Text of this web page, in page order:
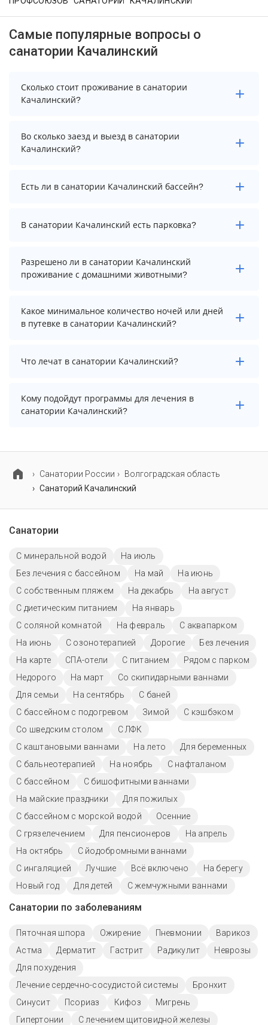
Самые популярные вопросы о
санатории Качалинский
Сколько стоит проживание в санатории
Качалинский?
Стоимость проживания в санатории Качалинский
начинается от 3400 рублей. Чтобы увидеть
Во сколько заезд и выезд в санатории
Качалинский?
Заезд возможен после 12:00, а выезд необходимо
осуществить до 10:00.
Есть ли в санатории Качалинский бассейн?
В санатории Качалинский есть крытый бассейн.
В санатории Качалинский есть парковка?
В санатории Качалинский есть парковка, уточните
информацию перед бронированием у менеджера,
Разрешено ли в санатории Качалинский
проживание с домашними животными?
Проживание с домашними животными запрещено.
Какое минимальное количество ночей или дней
в путевке в санатории Качалинский?
Минимальный срок путевки зависит от выбранного
тарифа. Для тарифа с лечением рекомендуем
Что лечат в санатории Качалинский?
Основные профили лечения в санатории:
гинекология, лечение и оздоровление детей и
Кому подойдут программы для лечения в
санатории Качалинский?
детей и пенсионеров.
Cанатории России
Волгоградская область
Санаторий Качалинский
Санатории
С минеральной водой
На июль
Без лечения с бассейном
На май
На июнь
С собственным пляжем
На декабрь
На август
С диетическим питанием
На январь
С соляной комнатой
На февраль
С аквапарком
На июнь
С озонотерапией Дорогие
Без лечения
На карте
СПА-отели С питанием
Рядом с парком
Недорого
На март
Со скипидарными ваннами
Для семьи
На сентябрь
С баней
С бассейном с подогревом
Зимой
С кэшбэком
Со шведским столом
С ЛФК
С каштановыми ваннами
На лето
Для беременных
С бальнеотерапией
На ноябрь
С нафталаном
C бассейном
С бишофитными ваннами
На майские праздники
Для пожилых
С бассейном с морской водой
Осенние
С грязелечением
Для пенсионеров
На апрель
На октябрь
С йодобромными ваннами
С ингаляцией
Лучшие Всё включено
На берегу
Новый год
Для детей С жемчужными ваннами
Санатории по заболеваниям
Пяточная шпора Ожирение Пневмонии
Варикоз
Астма
Дерматит Гастрит Радикулит
Неврозы
Для похудения
Лечение сердечно-сосудистой системы
Бронхит
Синусит
Псориаз Кифоз
Мигрень
Гипертонии
С лечением щитовидной железы